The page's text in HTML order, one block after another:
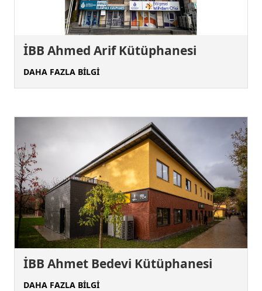
İBB Ahmed Arif Kütüphanesi
DAHA FAZLA BİLGİ
İBB Ahmet Bedevi Kütüphanesi
DAHA FAZLA BİLGİ